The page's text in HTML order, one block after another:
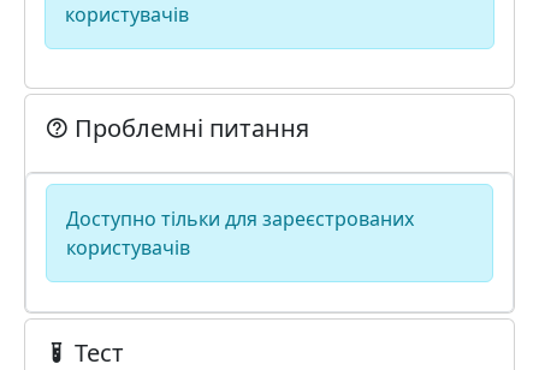
користувачів
Проблемні питання
Доступно тільки для зареєстрованих
користувачів
Тест